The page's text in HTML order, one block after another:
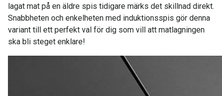
lagat mat på en äldre spis tidigare märks det skillnad direkt.
Snabbheten och enkelheten med induktionsspis gör denna
variant till ett perfekt val för dig som vill att matlagningen
ska bli steget enklare!